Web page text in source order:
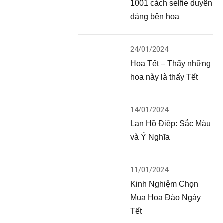
1001 cách selfie duyên
dáng bên hoa
24/01/2024
Hoa Tết – Thấy những
hoa này là thấy Tết
14/01/2024
Lan Hồ Điệp: Sắc Màu
và Ý Nghĩa
11/01/2024
Kinh Nghiệm Chọn
Mua Hoa Đào Ngày
Tết